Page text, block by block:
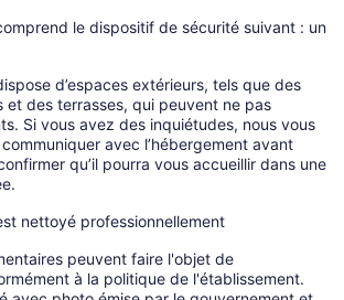
le dispositif de sécurité suivant : un
d’espaces extérieurs, tels que des
et des terrasses, qui peuvent ne pas
Si vous avez des inquiétudes, nous vous
avec l’hébergement avant
qu’il pourra vous accueillir dans une
nettoyé professionnellement
peuvent faire l'objet de
à la politique de l'établissement.